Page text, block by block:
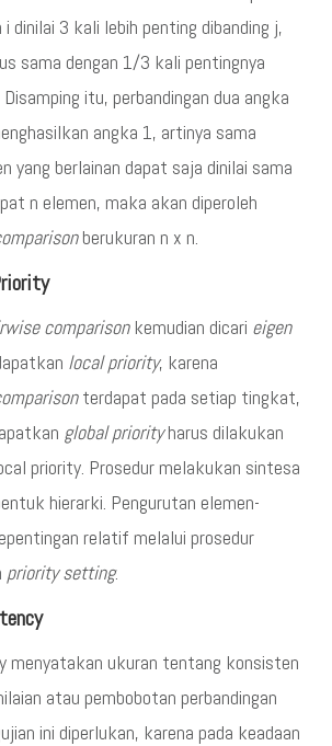
dinilai 3 kali lebih penting dibanding j,
sama dengan 1/3 kali pentingnya
itu, perbandingan dua angka
angka 1, artinya sama
yang berlainan dapat saja dinilai sama
n elemen, maka akan diperoleh
berukuran n x n.
comparisonkemudian dicari eigen
local priority, karena
terdapat pada setiap tingkat,
global priorityharus dilakukan
priority. Prosedur melakukan sintesa
hierarki. Pengurutan elemen-
relatif melalui prosedur
priority setting.
menyatakan ukuran tentang konsisten
atau pembobotan perbandingan
ini diperlukan, karena pada keadaan